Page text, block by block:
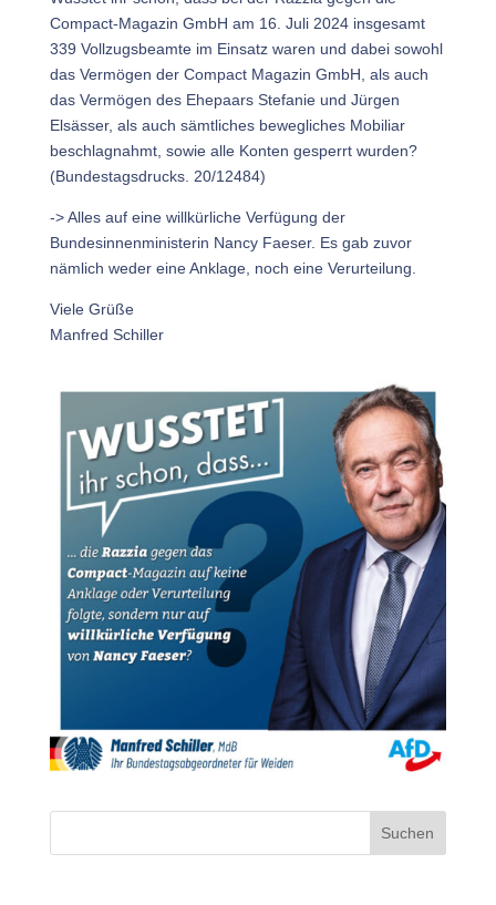
Compact-Magazin GmbH am 16. Juli 2024 insgesamt
339 Vollzugsbeamte im Einsatz waren und dabei sowohl
das Vermögen der Compact Magazin GmbH, als auch
das Vermögen des Ehepaars Stefanie und Jürgen
Elsässer, als auch sämtliches bewegliches Mobiliar
beschlagnahmt, sowie alle Konten gesperrt wurden?
(Bundestagsdrucks. 20/12484)
-> Alles auf eine willkürliche Verfügung der
Bundesinnenministerin Nancy Faeser. Es gab zuvor
nämlich weder eine Anklage, noch eine Verurteilung.
Viele Grüße
Manfred Schiller
Suchen